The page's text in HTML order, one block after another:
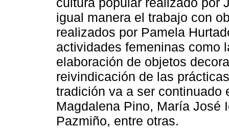
igual manera el trabajo con
realizados por Pamela
actividades femeninas como
elaboración de objetos
reivindicación de las
tradición va a ser continuado
Magdalena Pino, María José
Pazmiño, entre otras.